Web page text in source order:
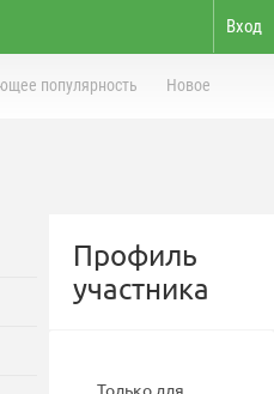
Вход
популярность Новое
Профиль
участника
Только для